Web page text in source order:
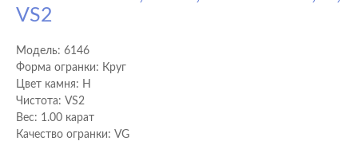
VS2
Модель: 6146
Форма огранки: Круг
Цвет камня: H
Чистота: VS2
Вес: 1.00 карат
Качество огранки: VG